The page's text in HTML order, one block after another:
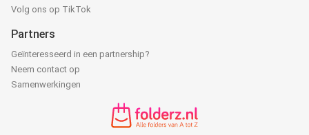
Volg ons op TikTok
Partners
Geïnteresseerd in een partnership?
Neem contact op
Samenwerkingen